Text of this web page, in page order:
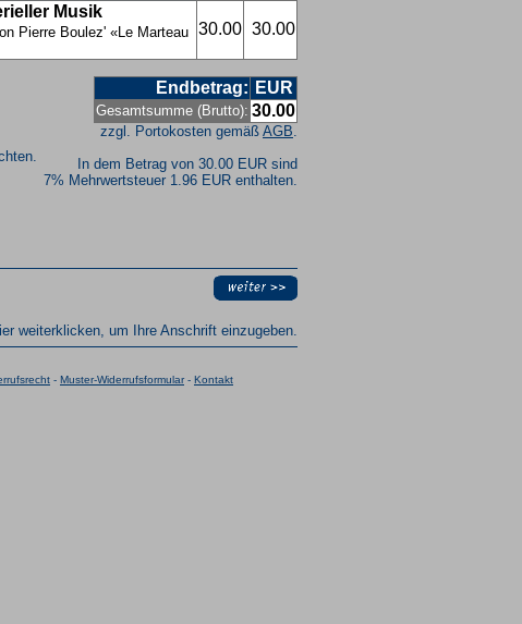
Musik
Pierre Boulez' «Le Marteau 30.00 30.00
Endbetrag: EUR
Gesamtsumme (Brutto): 30.00
zzgl. Portokosten gemäß AGB.
In dem Betrag von 30.00 EUR sind
7% Mehrwertsteuer 1.96 EUR enthalten.
weiterklicken, um Ihre Anschrift einzugeben.
- Muster-Widerrufsformular- Kontakt